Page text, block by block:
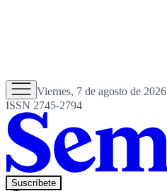
Viernes, 7 de agosto de 2026
ISSN 2745-2794
Suscríbete